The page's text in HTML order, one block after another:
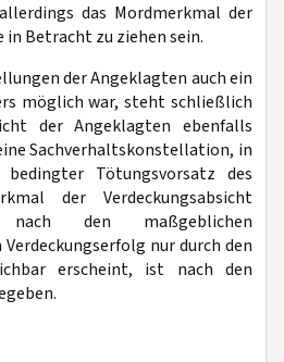
das Mordmerkmal der
in Betracht zu ziehen sein.
der Angeklagten auch ein
möglich war, steht schließlich
der Angeklagten ebenfalls
Sachverhaltskonstellation, in
Tötungsvorsatz des
der Verdeckungsabsicht
den maßgeblichen
nur durch den
erscheint, ist nach den